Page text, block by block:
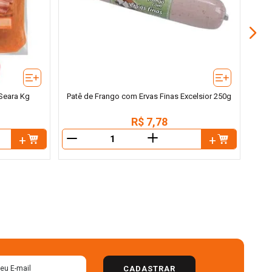
Kg Patê de Frango com Ervas Finas Excelsior 250g
R$ 7,78
＋
CADASTRAR